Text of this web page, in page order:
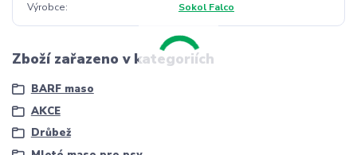
Výrobce Sokol Falco
Zboží zařazeno v kategoriích
BARF maso
AKCE
Drůbež